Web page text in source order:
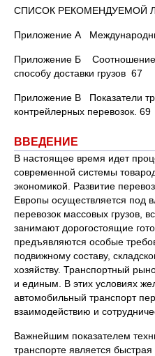
СПИСОК РЕКОМЕНДУЕМОЙ
Приложение А
Приложение Б Соотношение
способу доставки грузов 67
Приложение В Показатели
контрейлерных перевозок. 69
ВВЕДЕНИЕ
В настоящее время идет
современной системы
экономикой. Развитие
Европы осуществляется под
перевозок массовых грузов,
занимают дорогостоящие
предъявляются особые
подвижному составу,
хозяйству. Транспортный
и единым. В этих условиях
автомобильный транспорт
взаимодействию и
Важнейшим показателем
транспорте является быстрая